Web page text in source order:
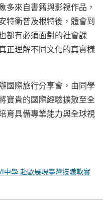
多來自書籍與影視作品，
特衛普及根特後，體會到
都有必須面對的社會課
正理解不同文化的真實樣
國際旅行分享會，由同學
寶貴的國際經驗擴散至全
育具備專業能力與全球視
中學 赴歐展現臺灣技職軟實